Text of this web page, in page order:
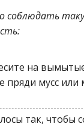
соблюдать
на
пряди мусс или
так, чтобы